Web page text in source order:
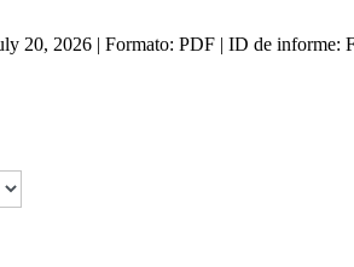
20, 2026 | Formato: PDF | ID de informe: